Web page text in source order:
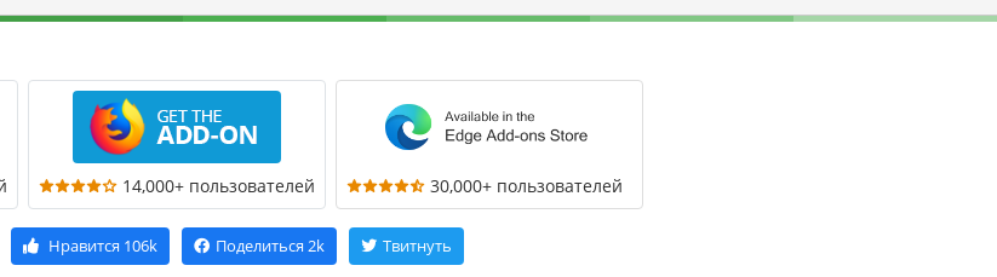
14,000+ пользователей 30,000+ пользователей
Нравится 106k Поделиться 2k Твитнуть